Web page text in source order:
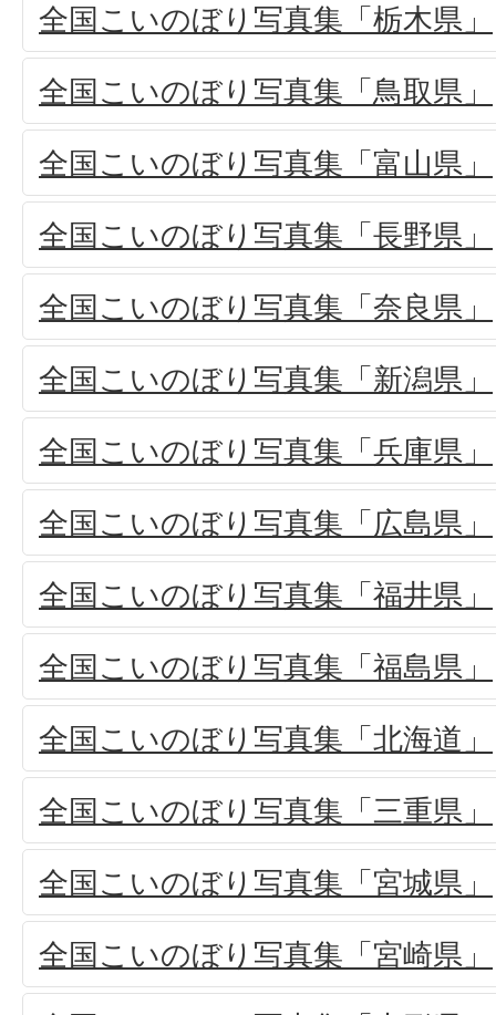
全国こいのぼり写真集「栃木県」
全国こいのぼり写真集「鳥取県」
全国こいのぼり写真集「富山県」
全国こいのぼり写真集「長野県」
全国こいのぼり写真集「奈良県」
全国こいのぼり写真集「新潟県」
全国こいのぼり写真集「兵庫県」
全国こいのぼり写真集「広島県」
全国こいのぼり写真集「福井県」
全国こいのぼり写真集「福島県」
全国こいのぼり写真集「北海道」
全国こいのぼり写真集「三重県」
全国こいのぼり写真集「宮城県」
全国こいのぼり写真集「宮崎県」